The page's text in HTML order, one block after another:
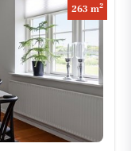
263 m2